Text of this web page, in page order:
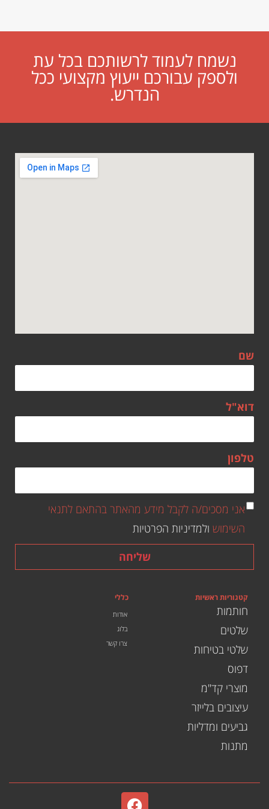
נשמח לעמוד לרשותכם בכל עת
ולספק עבורכם ייעוץ מקצועי ככל
הנדרש.
שם
דוא"ל
טלפון
אני מסכים/ה לקבל מידע מהאתר בהתאם לתנאי
השימוש ולמדיניות הפרטיות
שליחה
קטגוריות ראשיות
חותמות
שלטים
שלטי בטיחות
דפוס
מוצרי קד"מ
עיצובים בלייזר
גביעים ומדליות
מתנות
כללי
אודות
בלוג
צרו קשר